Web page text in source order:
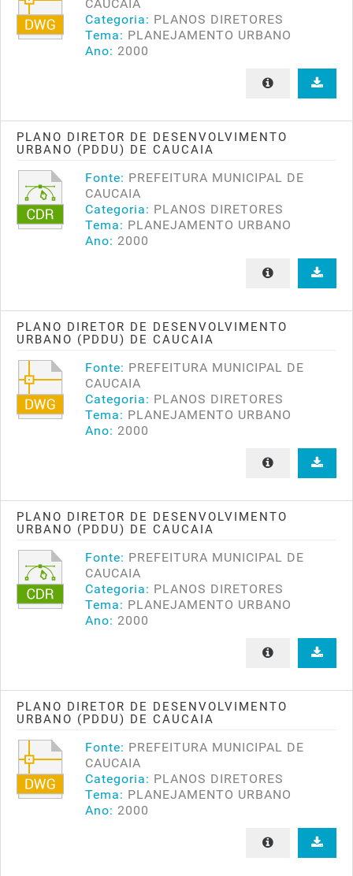
CAUCAIA
Categoria: PLANOS DIRETORES
Tema: PLANEJAMENTO URBANO
Ano: 2000
PLANO DIRETOR DE DESENVOLVIMENTO
URBANO (PDDU) DE CAUCAIA
Fonte: PREFEITURA MUNICIPAL DE
CAUCAIA
Categoria: PLANOS DIRETORES
Tema: PLANEJAMENTO URBANO
Ano: 2000
PLANO DIRETOR DE DESENVOLVIMENTO
URBANO (PDDU) DE CAUCAIA
Fonte: PREFEITURA MUNICIPAL DE
CAUCAIA
Categoria: PLANOS DIRETORES
Tema: PLANEJAMENTO URBANO
Ano: 2000
PLANO DIRETOR DE DESENVOLVIMENTO
URBANO (PDDU) DE CAUCAIA
Fonte: PREFEITURA MUNICIPAL DE
CAUCAIA
Categoria: PLANOS DIRETORES
Tema: PLANEJAMENTO URBANO
Ano: 2000
PLANO DIRETOR DE DESENVOLVIMENTO
URBANO (PDDU) DE CAUCAIA
Fonte: PREFEITURA MUNICIPAL DE
CAUCAIA
Categoria: PLANOS DIRETORES
Tema: PLANEJAMENTO URBANO
Ano: 2000